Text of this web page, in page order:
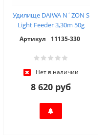
Удилище DAIWA N´ZON S
Light Feeder 3,30m 50g
Артикул 11135-330
Нет в наличии
8 620 руб